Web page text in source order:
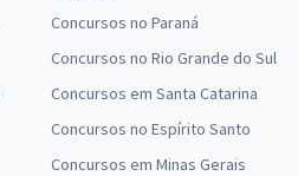
Concursos no Paraná
Concursos no Rio Grande do Sul
Concursos em Santa Catarina
Concursos no Espírito Santo
Concursos em Minas Gerais